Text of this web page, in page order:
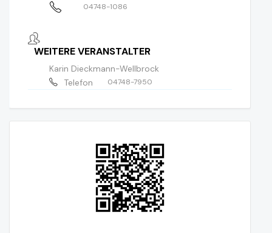
04748-1086
WEITERE VERANSTALTER
Karin Dieckmann-Wellbrock
Telefon
04748-7950